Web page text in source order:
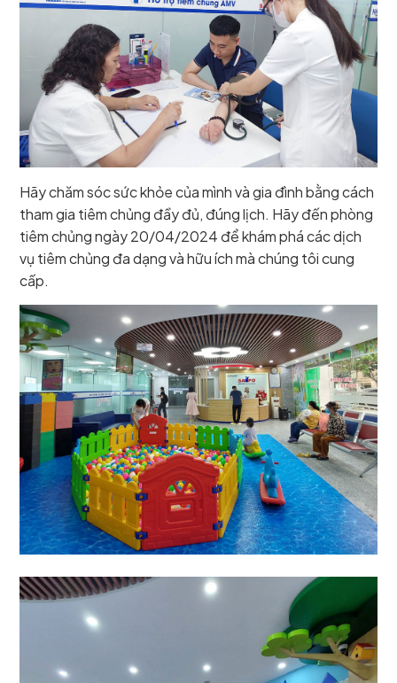
Hãy chăm sóc sức khỏe của mình và gia đình bằng cách
tham gia tiêm chủng đầy đủ, đúng lịch. Hãy đến phòng
tiêm chủng ngày 20/04/2024 để khám phá các dịch
vụ tiêm chủng đa dạng và hữu ích mà chúng tôi cung
cấp.